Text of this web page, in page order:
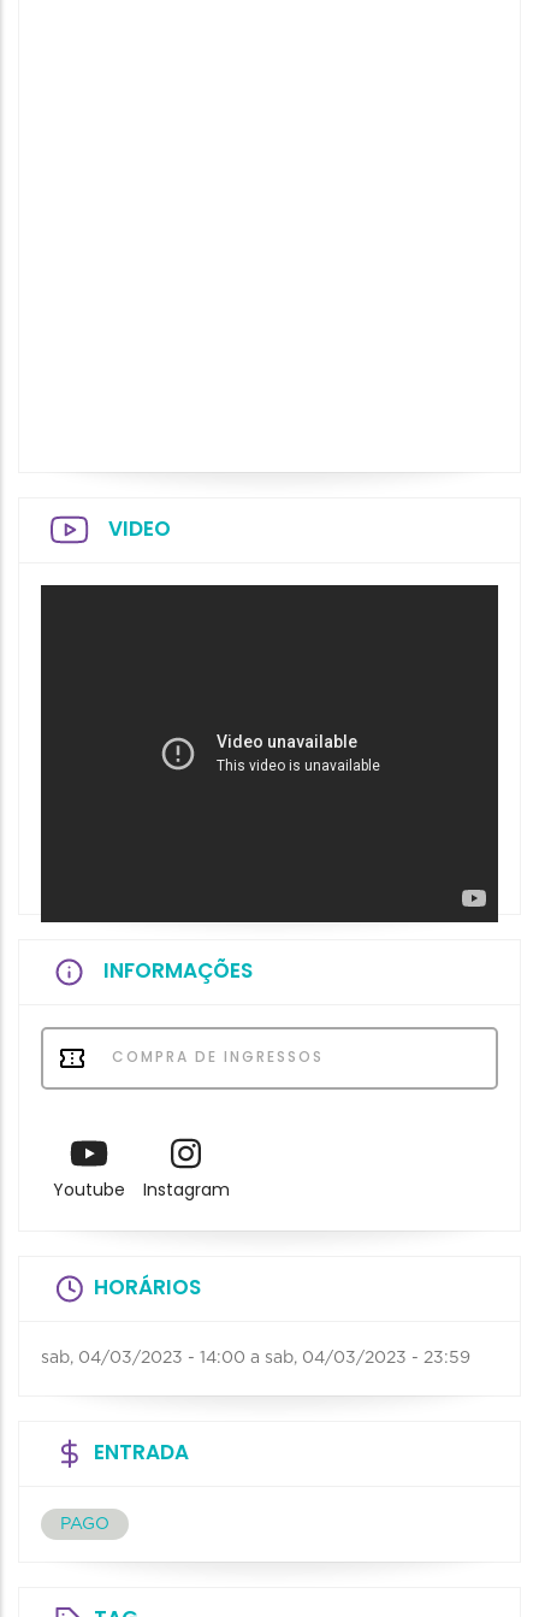
VIDEO
INFORMAÇÕES
COMPRA DE INGRESSOS
Youtube Instagram
HORÁRIOS
sab, 04/03/2023 - 14:00 a sab, 04/03/2023 - 23:59
ENTRADA
PAGO